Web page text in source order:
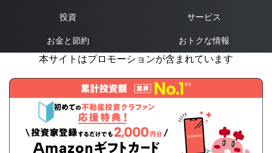
投資 サービス
お金と節約 おトクな情報
本サイトはプロモーションが含まれています